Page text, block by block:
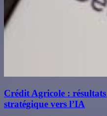
Crédit Agricole :
stratégique vers l’IA